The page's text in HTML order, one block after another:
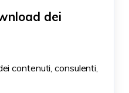
dei
contenuti, consulenti,